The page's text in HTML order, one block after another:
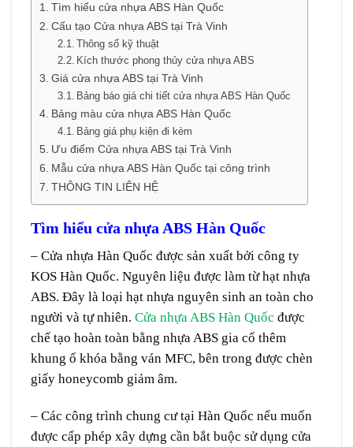
Tìm hiểu cửa nhựa ABS Hàn Quốc
Cấu tạo Cửa nhựa ABS tại Trà Vinh
Thông số kỹ thuật
Kích thước phong thủy cửa nhựa ABS
Giá cửa nhựa ABS tại Trà Vinh
Bảng báo giá chi tiết cửa nhựa ABS Hàn Quốc
Bảng màu cửa nhựa ABS Hàn Quốc
Bảng giá phụ kiện đi kèm
Ưu điểm Cửa nhựa ABS tại Trà Vinh
Mẫu cửa nhựa ABS Hàn Quốc tại công trình
THÔNG TIN LIÊN HỆ
Tìm hiểu cửa nhựa ABS Hàn Quốc
– Cửa nhựa Hàn Quốc được sản xuất bởi công ty
KOS Hàn Quốc. Nguyên liệu được làm từ hạt nhựa
ABS. Đây là loại hạt nhựa nguyên sinh an toàn cho
người và tự nhiên. Cửa nhựa ABS Hàn Quốc được
chế tạo hoàn toàn bằng nhựa ABS gia cố thêm
khung ổ khóa bằng ván MFC, bên trong được chèn
giấy honeycomb giảm âm.
– Các công trình chung cư tại Hàn Quốc nếu muốn
được cấp phép xây dựng cần bắt buộc sử dụng cửa